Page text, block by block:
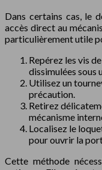
Dans certains cas, le
accès direct au
particulièrement utile
Repérez les vis
dissimulées sous
Utilisez un
précaution.
Retirez
mécanisme
Localisez le
pour ouvrir la
Cette méthode